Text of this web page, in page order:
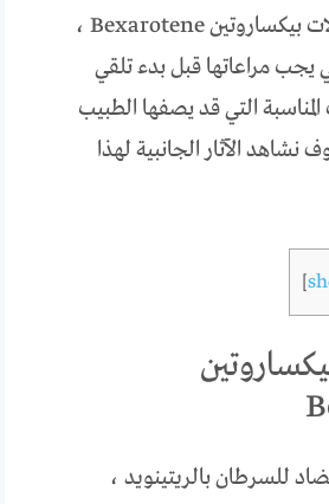
الاستخدام لكبسولات بيكساروتين Bexarotene ،
يجب مراعاتها قبل بدء تلقي
التي قد يصفها الطبيب
الآثار الجانبية لهذا
]
للسرطان بالريتينويد ،